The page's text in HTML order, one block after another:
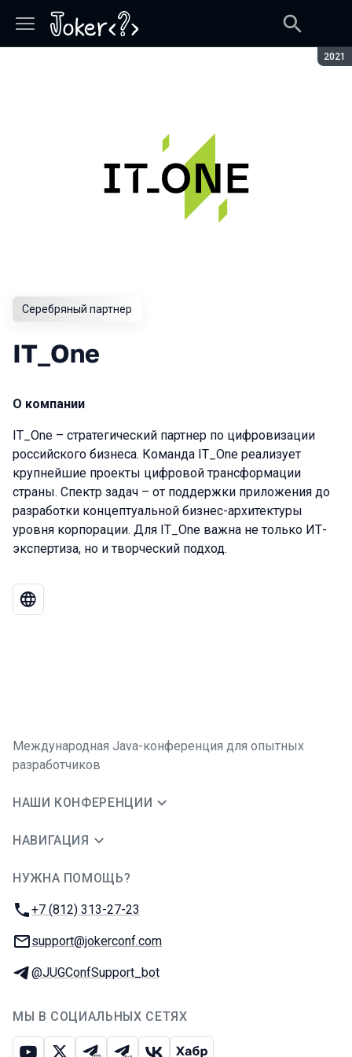
2021
Серебряный партнер
IT_One
О компании
IT_One – стратегический партнер по цифровизации
российского бизнеса. Команда IT_One реализует
крупнейшие проекты цифровой трансформации
страны. Спектр задач – от поддержки приложения до
разработки концептуальной бизнес-архитектуры
уровня корпорации. Для IT_One важна не только ИТ-
экспертиза, но и творческий подход.
Международная Java-конференция для опытных
разработчиков
НАШИ КОНФЕРЕНЦИИ
НАВИГАЦИЯ
НУЖНА ПОМОЩЬ?
Телефон:
+7 (812) 313-27-23
E-mail:
support@jokerconf.com
Телеграм:
@JUGConfSupport_bot
МЫ В СОЦИАЛЬНЫХ СЕТЯХ